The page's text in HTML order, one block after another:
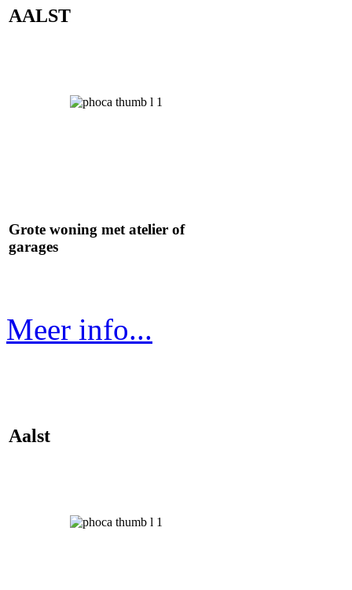
AALST
Grote woning met atelier of
garages
Meer info...
Aalst